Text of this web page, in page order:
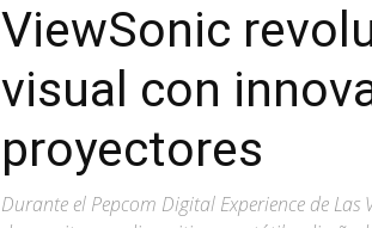
ViewSonic
visual con
proyectores
Durante el Pepcom Digital Experience de